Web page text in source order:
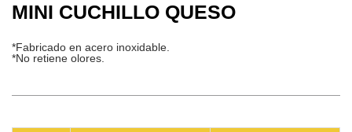
MINI CUCHILLO QUESO
*Fabricado en acero inoxidable.
*No retiene olores.